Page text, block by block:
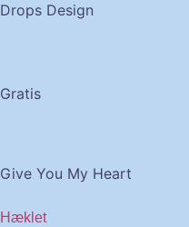
Drops Design
Gratis
Give You My Heart
Hæklet